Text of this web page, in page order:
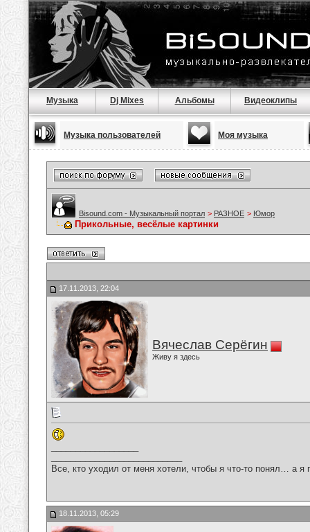
Музыка Dj Mixes Альбомы Видеоклипы
Музыка пользователей Моя музыка
Bisound.com - Музыкальный портал > РАЗНОЕ > Юмор
Прикольные, весёлые картинки
17.11.2013, 22:04
Вячеслав Серёгин
Живу я здесь
Все, кто уходил от меня хотели, чтобы я что-то понял… а
18.11.2013, 05:29